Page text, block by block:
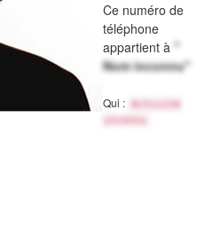
Ce numéro de
téléphone
appartient à "
Nom inconnu"
Qui :
Activité
inconnu